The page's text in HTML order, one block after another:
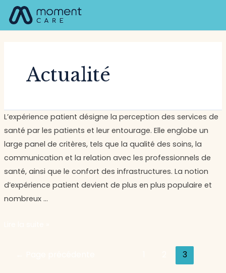
Aller
contenu
Actualité
L’expérience patient désigne la perception des services de
santé par les patients et leur entourage. Elle englobe un
large panel de critères, tels que la qualité des soins, la
communication et la relation avec les professionnels de
santé, ainsi que le confort des infrastructures. La notion
d’expérience patient devient de plus en plus populaire et
nombreux …
L’expérience
patient,
une
notion
incontournable
du
système
Navigation
des
articles
3